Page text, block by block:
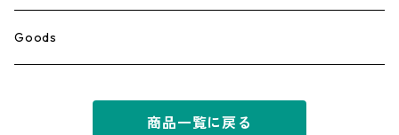
Ska
Goods
商品一覧に戻る